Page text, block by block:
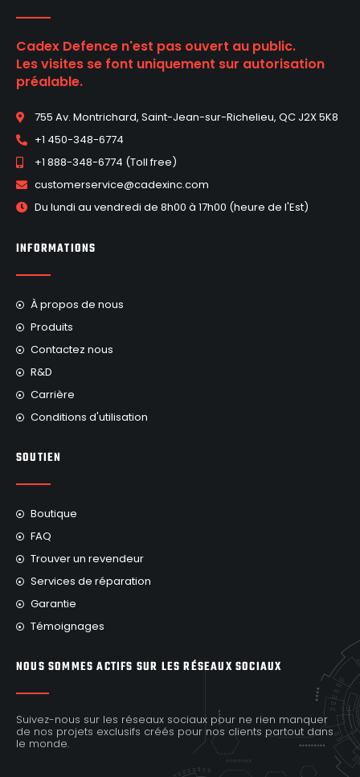
Cadex Defence n'est pas ouvert au public.
Les visites se font uniquement sur autorisation
préalable.
755 Av. Montrichard, Saint-Jean-sur-Richelieu, QC J2X 5K8
+1 450-348-6774
+1 888-348-6774 (Toll free)
customerservice@cadexinc.com
Du lundi au vendredi de 8h00 à 17h00 (heure de l'Est)
INFORMATIONS
À propos de nous
Produits
Contactez nous
R&D
Carrière
Conditions d'utilisation
SOUTIEN
Boutique
FAQ
Trouver un revendeur
Services de réparation
Garantie
Témoignages
NOUS SOMMES ACTIFS SUR LES RÉSEAUX SOCIAUX
Suivez-nous sur les réseaux sociaux pour ne rien manquer
de nos projets exclusifs créés pour nos clients partout dans
le monde.